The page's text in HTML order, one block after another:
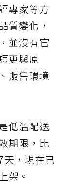
專家等方
質變化，
並沒有官
更與原
販售環境
低溫配送
期限，比
天，現在已
架。